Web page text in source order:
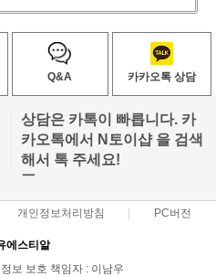
Q&A 카카오톡 상담
상담은 카톡이 빠릅니다. 카
카오톡에서 N토이샵 을 검색
해서 톡 주세요!
ㅡ
개인정보처리방침 PC버전
에스티알
보 보호 책임자 : 이남우